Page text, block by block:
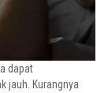
dapat
jauh. Kurangnya